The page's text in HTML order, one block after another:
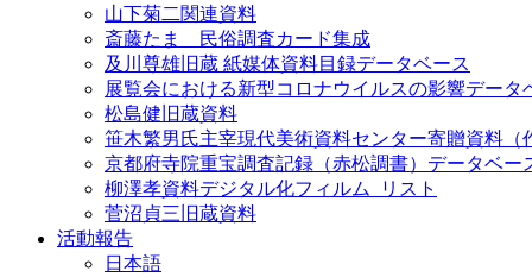
山下菊二関連資料
斎藤たま 民俗調査カード集成
及川尊雄旧蔵 紙媒体資料目録データベース
展覧会における新型コロナウイルスの影響データ
松島健旧蔵資料
笹木繁男氏主宰現代美術資料センター寄贈資料（
京都府寺院重宝調査記録（赤松調書）データベー
柳澤孝資料デジタル化フィルム_リスト
菅沼貞三旧蔵資料
活動報告
日本語